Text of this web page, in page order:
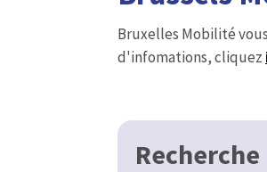
Bruxelles Mobilité
d'infomations, cliquez
Recherche